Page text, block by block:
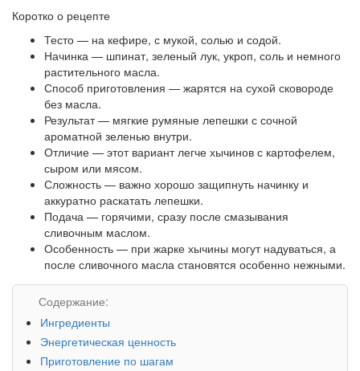
Коротко о рецепте
Тесто — на кефире, с мукой, солью и содой.
Начинка — шпинат, зеленый лук, укроп, соль и немного
растительного масла.
Способ приготовления — жарятся на сухой сковороде
без масла.
Результат — мягкие румяные лепешки с сочной
ароматной зеленью внутри.
Отличие — этот вариант легче хычинов с картофелем,
сыром или мясом.
Сложность — важно хорошо защипнуть начинку и
аккуратно раскатать лепешки.
Подача — горячими, сразу после смазывания
сливочным маслом.
Особенность — при жарке хычины могут надуваться, а
после сливочного масла становятся особенно нежными.
Содержание:
Ингредиенты
Энергетическая ценность
Приготовление по шагам